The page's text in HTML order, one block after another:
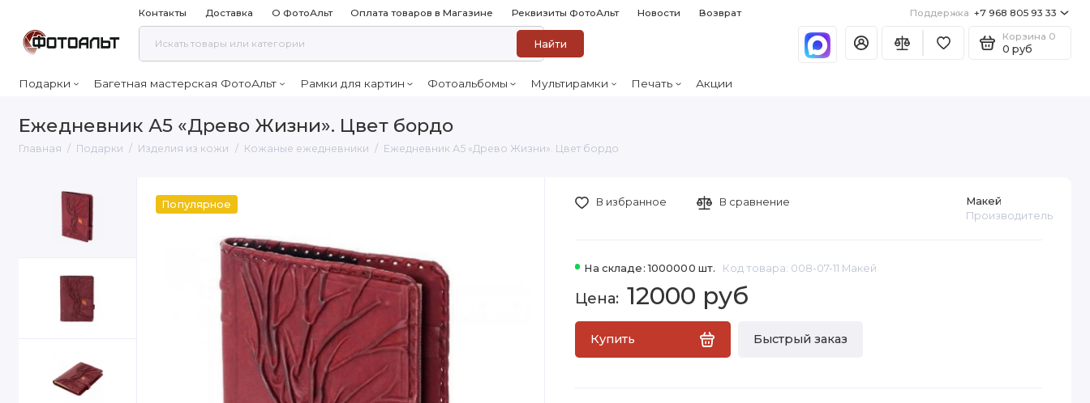
Контакты Доставка О ФотоАльт Оплата товаров в Магазине Реквизиты ФотоАльт Новости Возврат Поддержка +7 968 805 93 33
Найти
Корзина 0
0 руб
Подарки Багетная мастерская ФотоАльт Рамки для картин Фотоальбомы Мультирамки Печать Акции
Ежедневник А5 «Древо Жизни». Цвет бордо
Главная Подарки Изделия из кожи Кожаные ежедневники Ежедневник А5 «Древо Жизни». Цвет бордо
Популярное
На складе: 1000000 шт. Код товара: 008-07-11 Макей
Макей
Производитель
12000 руб
Купить Быстрый заказ
В избранное В сравнение